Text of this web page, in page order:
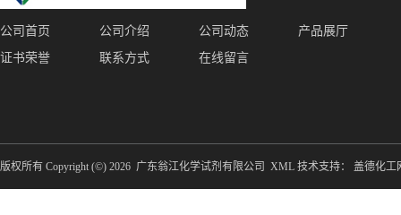
公司首页 公司介绍 公司动态
产品展厅
证书荣誉
联系方式 在线留言
版权所有 Copyright (©) 2026 广东翁江化学试剂有限公司 XML 技术支持： 盖德化工